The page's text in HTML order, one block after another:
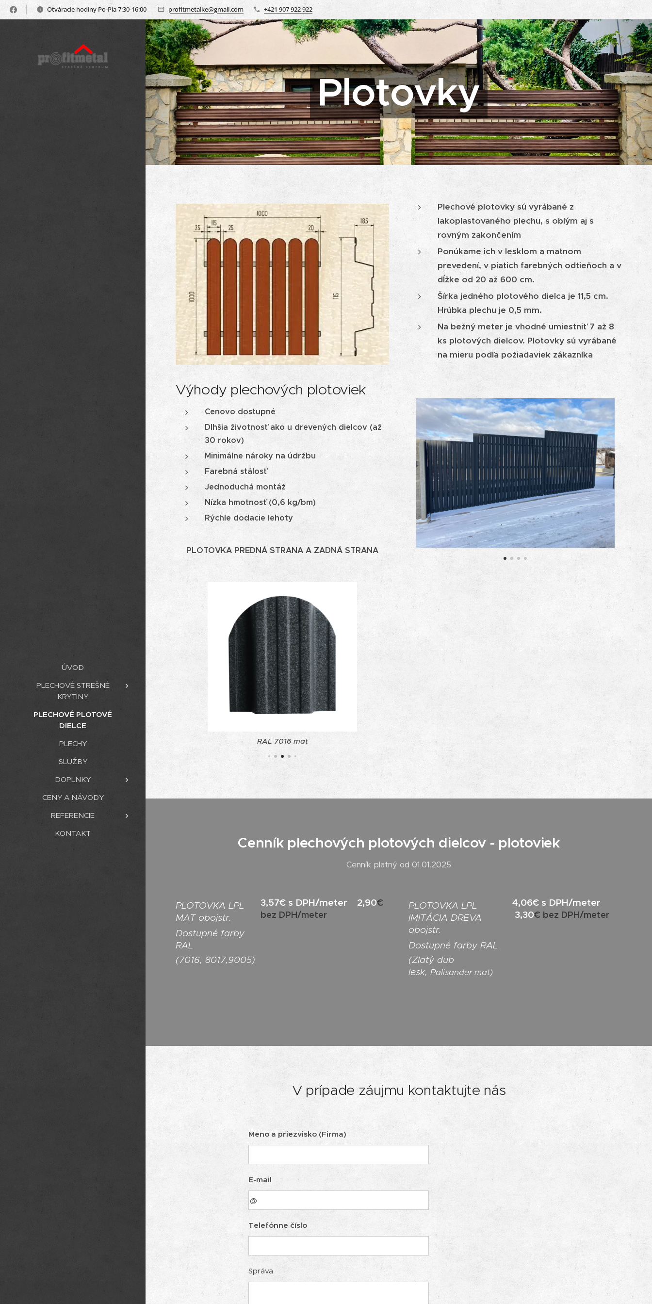
Otváracie hodiny Po-Pia 7:30-16:00 profitmetalke@gmail.com +421 907 922 922
ÚVOD
PLECHOVÉ STREŠNÉ
KRYTINY
PLECHOVÉ PLOTOVÉ
DIELCE
PLECHY
SLUŽBY
DOPLNKY
CENY A NÁVODY
REFERENCIE
KONTAKT
Plotovky
Výhody plechových plotoviek
Cenovo dostupné
Dlhšia životnosť ako u drevených dielcov (až
30 rokov)
Minimálne nároky na údržbu
Farebná stálosť
Jednoduchá montáž
Nízka hmotnosť (0,6 kg/bm)
Rýchle dodacie lehoty
PLOTOVKA PREDNÁ STRANA A ZADNÁ STRANA
Zlatý dub RAL 7016 mat RAL 7016 mat
Plechové plotovky sú vyrábané z
lakoplastovaného plechu, s oblým aj s
rovným zakončením
Ponúkame ich v lesklom a matnom
prevedení, v piatich farebných odtieňoch a v
dĺžke od 20 až 600 cm.
Šírka jedného plotového dielca je 11,5 cm.
Hrúbka plechu je 0,5 mm.
Na bežný meter je vhodné umiestniť 7 až 8
ks plotových dielcov. Plotovky sú vyrábané
na mieru podľa požiadaviek zákazníka
Cenník plechových plotových dielcov - plotoviek
Cenník platný od 01.01.2025
PLOTOVKA LPL
MAT obojstr.
Dostupné farby
RAL
(7016, 8017,9005)
3,57€ s DPH/meter 2,90€
bez DPH/meter
PLOTOVKA LPL
IMITÁCIA DREVA
obojstr.
Dostupné farby RAL
(Zlatý dub
lesk, Palisander mat)
4,06€ s DPH/meter
3,30€ bez DPH/meter
V prípade záujmu kontaktujte nás
Meno a priezvisko (Firma)
E-mail
Telefónne číslo
Správa